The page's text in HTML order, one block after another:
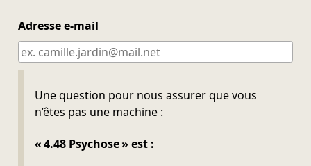
Adresse e-mail
Une question pour nous assurer que vous
n’êtes pas une machine :
« 4.48 Psychose » est :
Ne pas remplir